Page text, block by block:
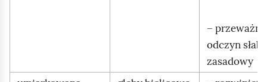
–
odczyn
zasadowy